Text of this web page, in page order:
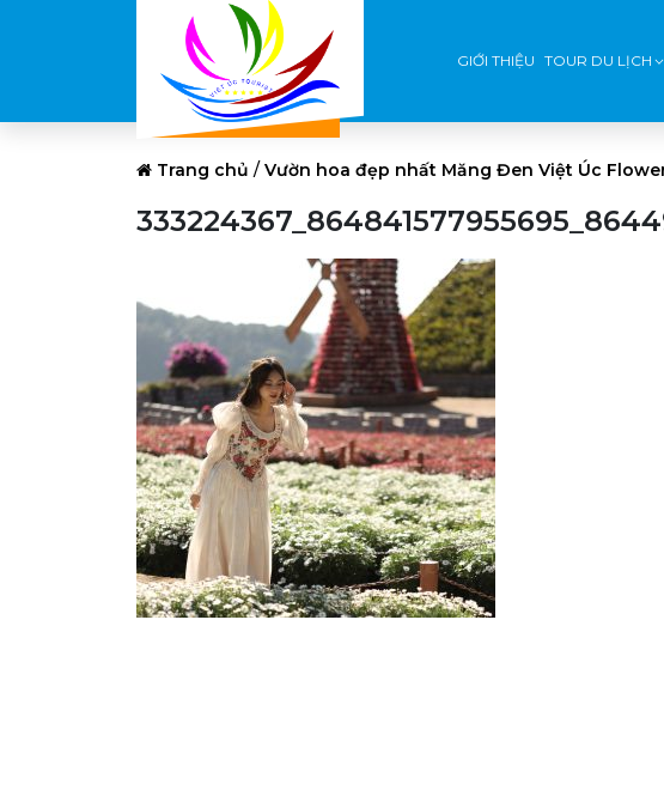
GIỚI THIỆU TOUR DU LỊCH
Trang chủ / Vườn hoa đẹp nhất Măng Đen Việt Úc